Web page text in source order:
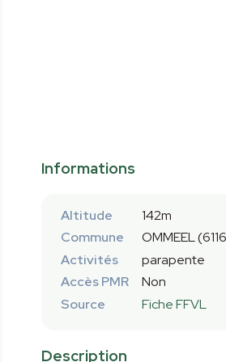
Informations
Altitude
142m
Commune
OMMEEL
Activités
parapente
Accès PMR
Non
Source
Fiche FFVL
Description